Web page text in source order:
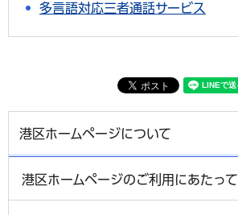
多言語対応三者通話サービス
港区ホームページについて
港区ホームページのご利用にあたって